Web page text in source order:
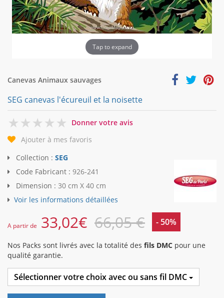
Tap to expand
Canevas Animaux sauvages
SEG canevas l'écureuil et la noisette
0
Donner votre avis
Ajouter à mes favoris
Collection : SEG
Code Fabricant : 926-241
Dimension : 30 cm X 40 cm
Voir les informations détaillées
A partir de 33,02€ 66,05 € - 50%
Nos Packs sont livrés avec la totalité des fils DMC pour une
qualité garantie.
Sélectionner votre choix avec ou sans fil DMC